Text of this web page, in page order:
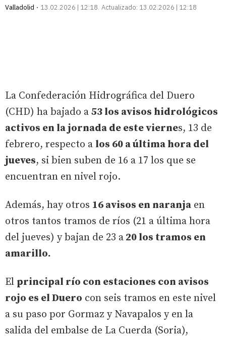
Valladolid
13.02.2026 | 12:18 Actualizado: 13.02.2026 | 12:18
La Confederación Hidrográfica del Duero
(CHD) ha bajado a 53 los avisos hidrológicos
activos en la jornada de este viernes, 13 de
febrero, respecto a los 60 a última hora del
jueves, si bien suben de 16 a 17 los que se
encuentran en nivel rojo.
Además, hay otros 16 avisos en naranja en
otros tantos tramos de ríos (21 a última hora
del jueves) y bajan de 23 a 20 los tramos en
amarillo.
El principal río con estaciones con avisos
rojo es el Duero con seis tramos en este nivel
a su paso por Gormaz y Navapalos y en la
salida del embalse de La Cuerda (Soria),